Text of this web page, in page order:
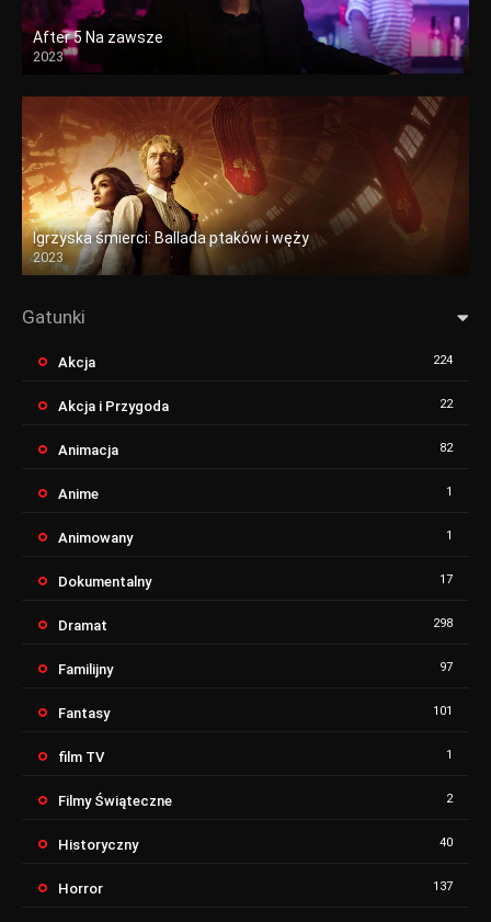
After 5 Na zawsze
2023
Igrzyska śmierci: Ballada ptaków i węży
2023
Gatunki
Akcja 224
Akcja i Przygoda 22
Animacja 82
Anime 1
Animowany 1
Dokumentalny 17
Dramat 298
Familijny 97
Fantasy 101
film TV 1
Filmy Świąteczne 2
Historyczny 40
Horror 137